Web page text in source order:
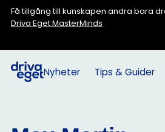
Få tillgång till kunskapen andra bara
Driva Eget MasterMinds
Nyheter Tips & Guider